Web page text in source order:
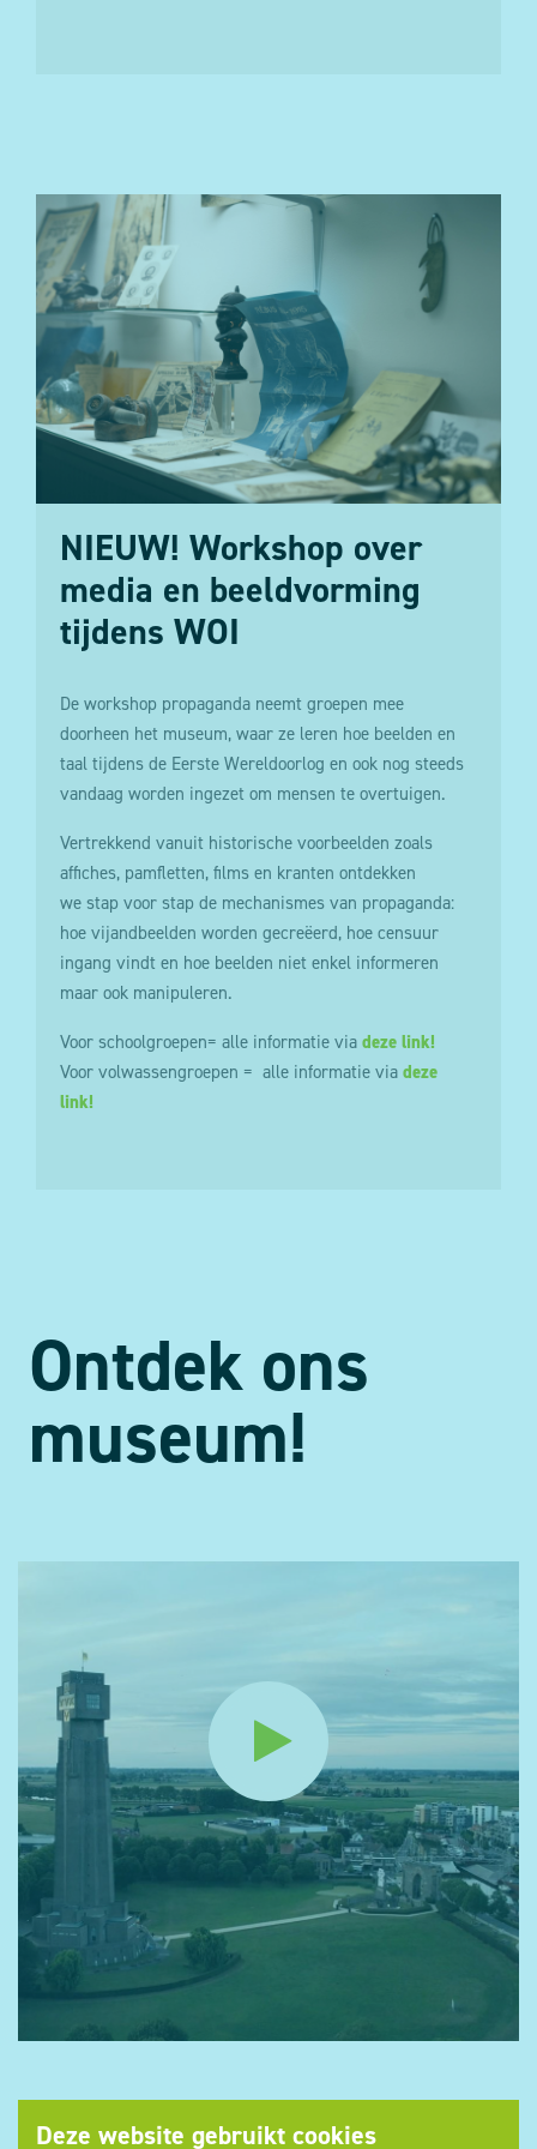
NIEUW! Workshop over
media en beeldvorming
tijdens WOI
De workshop propaganda neemt groepen mee
doorheen het museum, waar ze leren hoe beelden en
taal tijdens de Eerste Wereldoorlog en ook nog steeds
vandaag worden ingezet om mensen te overtuigen.
Vertrekkend vanuit historische voorbeelden zoals
affiches, pamfletten, films en kranten ontdekken
we stap voor stap de mechanismes van propaganda:
hoe vijandbeelden worden gecreëerd, hoe censuur
ingang vindt en hoe beelden niet enkel informeren
maar ook manipuleren.
Voor schoolgroepen= alle informatie via deze link!
Voor volwassengroepen = alle informatie via deze
link!
Ontdek ons
museum!
Deze website gebruikt cookies